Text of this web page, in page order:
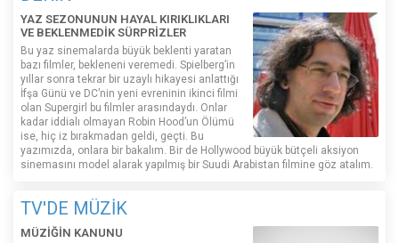
YAZ SEZONUNUN HAYAL KIRIKLIKLARI
VE BEKLENMEDİK SÜRPRİZLER
Bu yaz sinemalarda büyük beklenti yaratan
bazı filmler, bekleneni veremedi. Spielberg’in
yıllar sonra tekrar bir uzaylı hikayesi anlattığı
İfşa Günü ve DC’nin yeni evreninin ikinci filmi
olan Supergirl bu filmler arasındaydı. Onlar
kadar iddialı olmayan Robin Hood’un Ölümü
ise, hiç iz bırakmadan geldi, geçti. Bu
yazımızda, onlara bir bakalım. Bir de Hollywood büyük bütçeli aksiyon
sinemasını model alarak yapılmış bir Suudi Arabistan filmine göz atalım.
TV'DE MÜZİK
MÜZİĞİN KANUNU